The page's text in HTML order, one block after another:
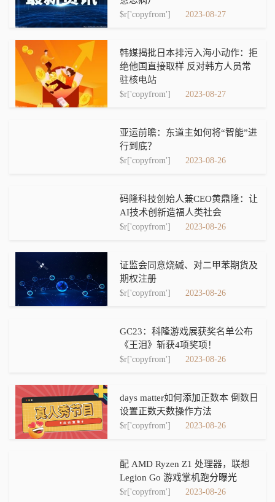
$r['copyfrom'] 2023-08-27
韩媒揭批日本排污入海小动作：拒
绝他国直接取样 反对韩方人员常
驻核电站
$r['copyfrom'] 2023-08-27
亚运前瞻：东道主如何将“智能”进
行到底？
$r['copyfrom'] 2023-08-26
码隆科技创始人兼CEO黄鼎隆：让
AI技术创新造福人类社会
$r['copyfrom'] 2023-08-26
证监会同意烧碱、对二甲苯期货及
期权注册
$r['copyfrom'] 2023-08-26
GC23：科隆游戏展获奖名单公布
《王泪》斩获4项奖项！
$r['copyfrom'] 2023-08-26
days matter如何添加正数本 倒数日
设置正数天数操作方法
$r['copyfrom'] 2023-08-26
配 AMD Ryzen Z1 处理器，联想
Legion Go 游戏掌机跑分曝光
$r['copyfrom'] 2023-08-26